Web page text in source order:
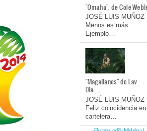
"Omaha", de Cole
JOSÉ LUIS MUÑOZ
Menos es más.
Ejemplo…
"Magallanes" de Lav
Dia…
JOSÉ LUIS MUÑOZ
Feliz coincidencia en
cartelera…